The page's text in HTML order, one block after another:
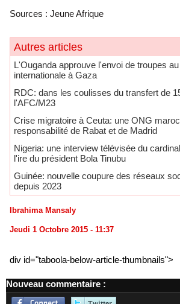
Sources : Jeune Afrique
Autres articles
L'Ouganda approuve l'envoi de troupes
internationale à Gaza
RDC: dans les coulisses du transfert de
l'AFC/M23
Crise migratoire à Ceuta: une ONG
responsabilité de Rabat et de Madrid
Nigeria: une interview télévisée du
l'ire du président Bola Tinubu
Guinée: nouvelle coupure des réseaux
depuis 2023
Ibrahima Mansaly
Jeudi 1 Octobre 2015 - 11:37
div id="taboola-below-article-thumbnails">
Nouveau commentaire :